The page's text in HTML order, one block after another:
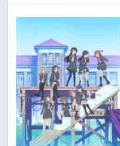
Episodi Precure All Stars
Stars Movie New Stage
Movie New Stage 3: Eien
Stage 3: Eien no
New Stage 3: Eien no
New Stage 3: Eien no
Movie New Stage 3: Eien